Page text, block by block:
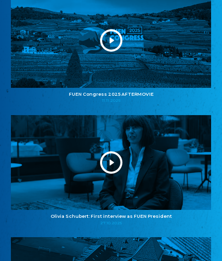
FUEN Congress 2025 AFTERMOVIE
11.11.2025
Olivia Schubert: First interview as FUEN President
27.10.2025